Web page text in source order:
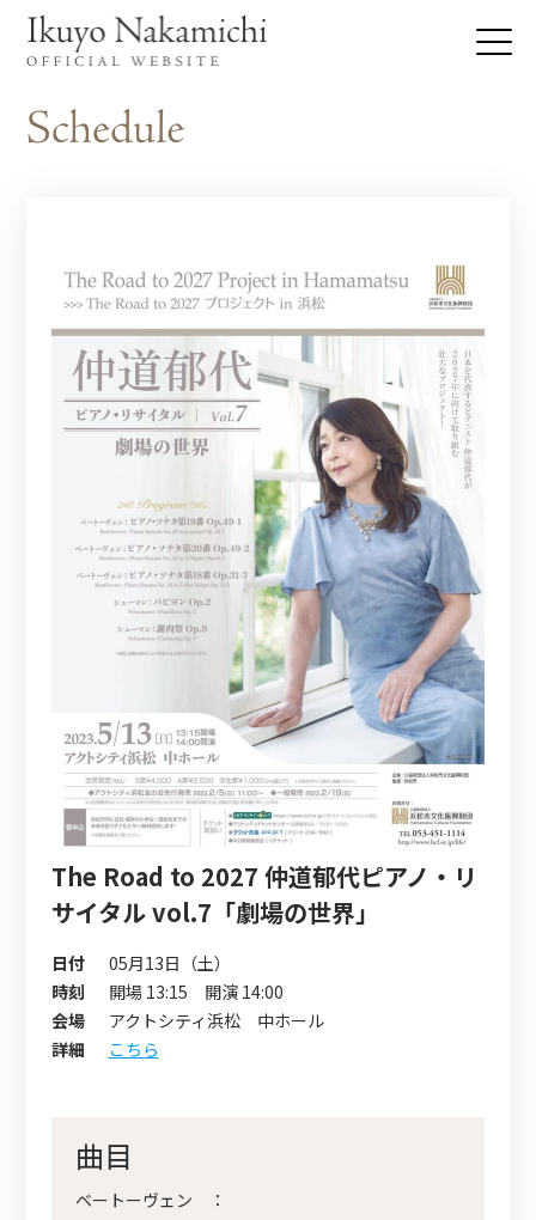
The Road to 2027 仲道郁代ピアノ・リ
サイタル vol.7「劇場の世界」
日付
05月13日（土）
時刻
開場 13:15 開演 14:00
会場
アクトシティ浜松 中ホール
詳細
こちら
曲目
ベートーヴェン
：